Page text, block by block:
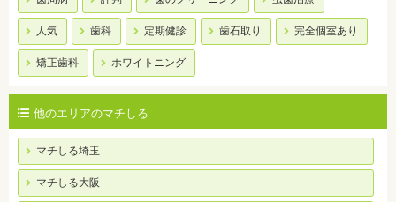
人気 歯科 定期健診 歯石取り 完全個室あり
矯正歯科 ホワイトニング
他のエリアのマチしる
マチしる埼玉
マチしる大阪